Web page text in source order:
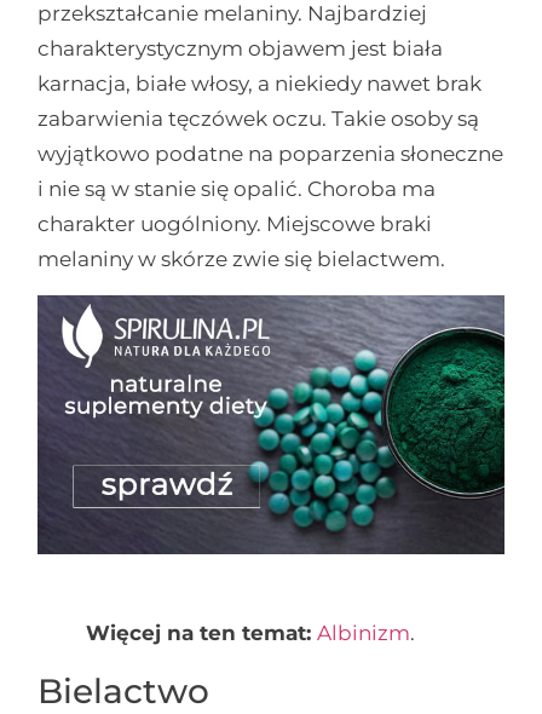
przekształcanie melaniny. Najbardziej
charakterystycznym objawem jest biała
karnacja, białe włosy, a niekiedy nawet brak
zabarwienia tęczówek oczu. Takie osoby są
wyjątkowo podatne na poparzenia słoneczne
i nie są w stanie się opalić. Choroba ma
charakter uogólniony. Miejscowe braki
melaniny w skórze zwie się bielactwem.
Więcej na ten temat:Albinizm.
Bielactwo